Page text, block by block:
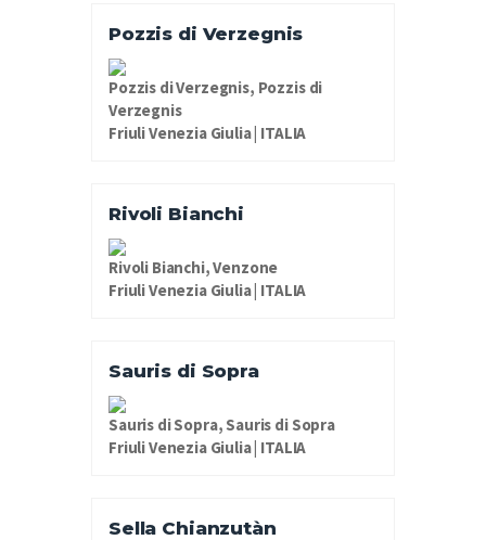
Pozzis di Verzegnis
Pozzis di Verzegnis, Pozzis di
Verzegnis
Friuli Venezia Giulia | ITALIA
Rivoli Bianchi
Rivoli Bianchi, Venzone
Friuli Venezia Giulia | ITALIA
Sauris di Sopra
Sauris di Sopra, Sauris di Sopra
Friuli Venezia Giulia | ITALIA
Sella Chianzutàn